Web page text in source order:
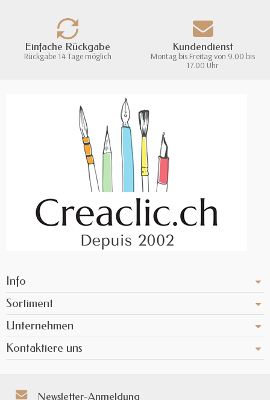
Einfache Rückgabe
Rückgabe 14 Tage möglich
Kundendienst
Montag bis Freitag von 9.00 bis
17.00 Uhr
Info
Sortiment
Unternehmen
Kontaktiere uns
Newsletter-Anmeldung